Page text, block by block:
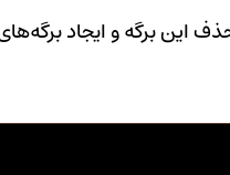
این برگه و ایجاد